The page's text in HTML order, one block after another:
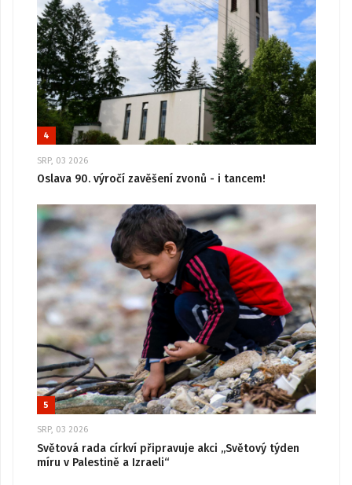
4
SRP, 03 2026
Oslava 90. výročí zavěšení zvonů - i tancem!
5
SRP, 03 2026
Světová rada církví připravuje akci „Světový týden
míru v Palestině a Izraeli“